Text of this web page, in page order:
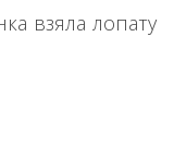
взяла лопату